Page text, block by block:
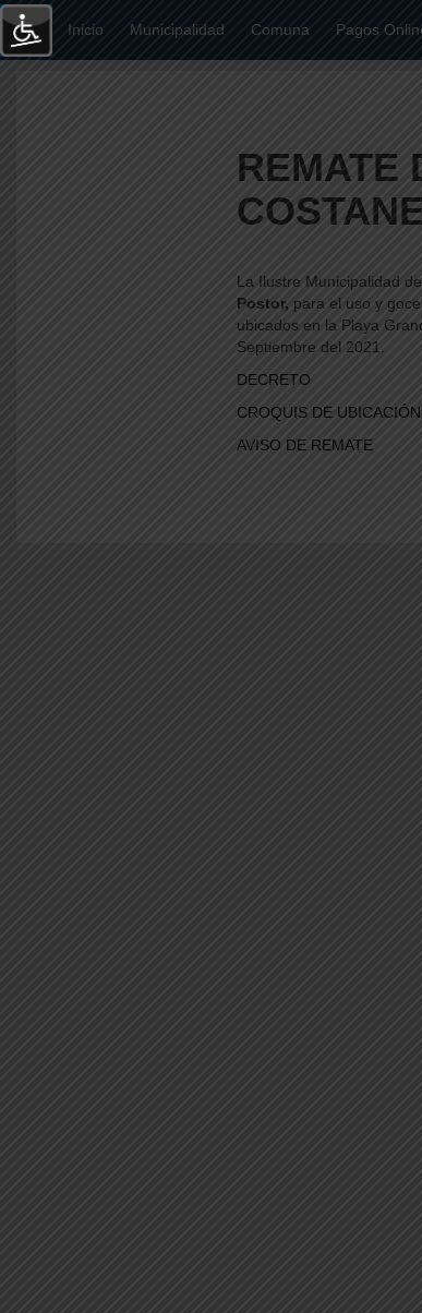
Inicio Municipalidad Comuna Pagos
REMATE
La Ilustre Municipalidad
Postor, para el uso y goce
ubicados en la Playa
Septiembre del 2021.
DECRETO
CROQUIS DE UBICACIÓN
AVISO DE REMATE